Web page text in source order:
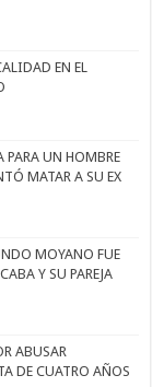
EN EL
PARA UN HOMBRE
MATAR A SU EX
MOYANO FUE
Y SU PAREJA
ABUSAR
DE CUATRO AÑOS